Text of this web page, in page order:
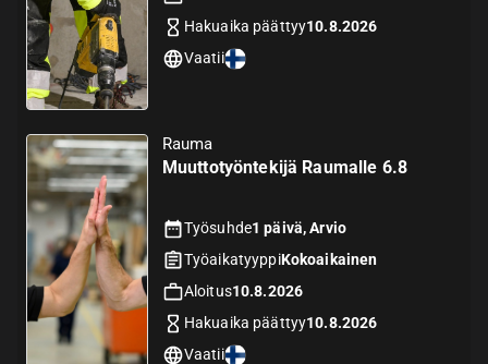
Hakuaika päättyy10.8.2026
Vaatii
Rauma
Muuttotyöntekijä Raumalle 6.8
Työsuhde1 päivä, Arvio
TyöaikatyyppiKokoaikainen
Aloitus10.8.2026
Hakuaika päättyy10.8.2026
Vaatii